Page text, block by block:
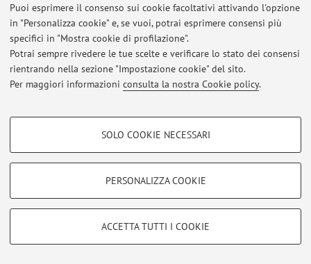
Puoi esprimere il consenso sui cookie facoltativi attivando l'opzione
in "Personalizza cookie" e, se vuoi, potrai esprimere consensi più
specifici in "Mostra cookie di profilazione".
Potrai sempre rivedere le tue scelte e verificare lo stato dei consensi
rientrando nella sezione "Impostazione cookie" del sito.
Per maggiori informazioni consulta la nostra Cookie policy.
COOKIE DI PROFILAZIONE - FACOLTATIVI
COOKIE TECNICI - NECESSARI
Si tratta di cookie tecnici utilizzati, a titolo esemplificativo, per il corretto
SOLO COOKIE NECESSARI
PERSONALIZZA COOKIE
ACCETTA TUTTI I COOKIE
Area riservata
Accedi tramiteloginper gestire tutti i contenuti del sito.
© 2026 - ALMA MATER STUDIORUM - Università di Bologna - Via
Zamboni, 33 - 40126 Bologna - Partita IVA: 01131710376